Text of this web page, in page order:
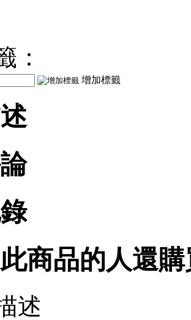
：
增加標籤
商品的人還
述